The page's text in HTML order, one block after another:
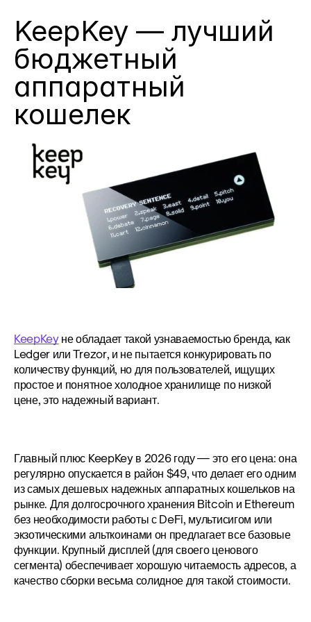
KeepKey — лучший
бюджетный
аппаратный
кошелек
KeepKey не обладает такой узнаваемостью бренда, как
Ledger или Trezor, и не пытается конкурировать по
количеству функций, но для пользователей, ищущих
простое и понятное холодное хранилище по низкой
цене, это надежный вариант.
Главный плюс KeepKey в 2026 году — это его цена: она
регулярно опускается в район $49, что делает его одним
из самых дешевых надежных аппаратных кошельков на
рынке. Для долгосрочного хранения Bitcoin и Ethereum
без необходимости работы с DeFi, мультисигом или
экзотическими альткоинами он предлагает все базовые
функции. Крупный дисплей (для своего ценового
сегмента) обеспечивает хорошую читаемость адресов, а
качество сборки весьма солидное для такой стоимости.